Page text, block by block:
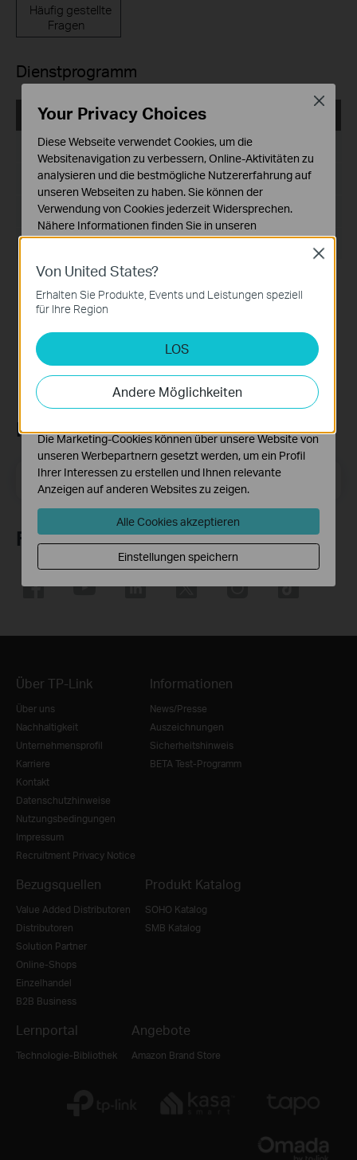
Häufig gestellte
Fragen
Dienstprogramm
Archer T4U(EU)_V2_Utility_161129_Windows
Datum der Veröffentlichung:2016-11-29
Sprache:Englisch
Dateigröße:37.27 MB
Betriebssystem: WinXP/7/8/8.1/10
Modifications and Bug Fixes:
First released utility.
Notes:
Newsletter abonnieren
E-Mail-Adresse Registrieren
Folge uns
Über TP-Link
Über uns
Nachhaltigkeit
Unternehmensprofil
Karriere
Kontakt
Datenschutzhinweise
Nutzungsbedingungen
Impressum
Recruitment Privacy Notice
Informationen
News/Presse
Auszeichnungen
Sicherheitshinweis
BETA Test-Programm
Bezugsquellen
Value Added Distributoren
Distributoren
Solution Partner
Online-Shops
Einzelhandel
B2B Business
Produkt Katalog
SOHO Katalog
SMB Katalog
Lernportal
Technologie-Bibliothek
Angebote
Amazon Brand Store
Von United States?
Erhalten Sie Produkte, Events und Leistungen speziell
für Ihre Region
LOS
Andere Möglichkeiten
Close
Your Privacy Choices
Diese Webseite verwendet Cookies, um die
Websitenavigation zu verbessern, Online-Aktivitäten zu
analysieren und die bestmögliche Nutzererfahrung auf
unseren Webseiten zu haben. Sie können der
Verwendung von Cookies jederzeit Widersprechen.
Nähere Informationen finden Sie in unseren
Datenschutzhinweisen.
Notwendige Cookies
erforderlich und können in Ihren Systemen nicht
Analyse- und Marketing-Cookies
Analyse-Cookies ermöglichen es uns, Ihre Aktivitäten
auf unserer Website zu analysieren, um die
Funktionsweise unserer Website zu verbessern und
Die Marketing-Cookies können über unsere Website von
unseren Werbepartnern gesetzt werden, um ein Profil
Ihrer Interessen zu erstellen und Ihnen relevante
Anzeigen auf anderen Websites zu zeigen.
Alle Cookies akzeptieren
Einstellungen speichern
Close